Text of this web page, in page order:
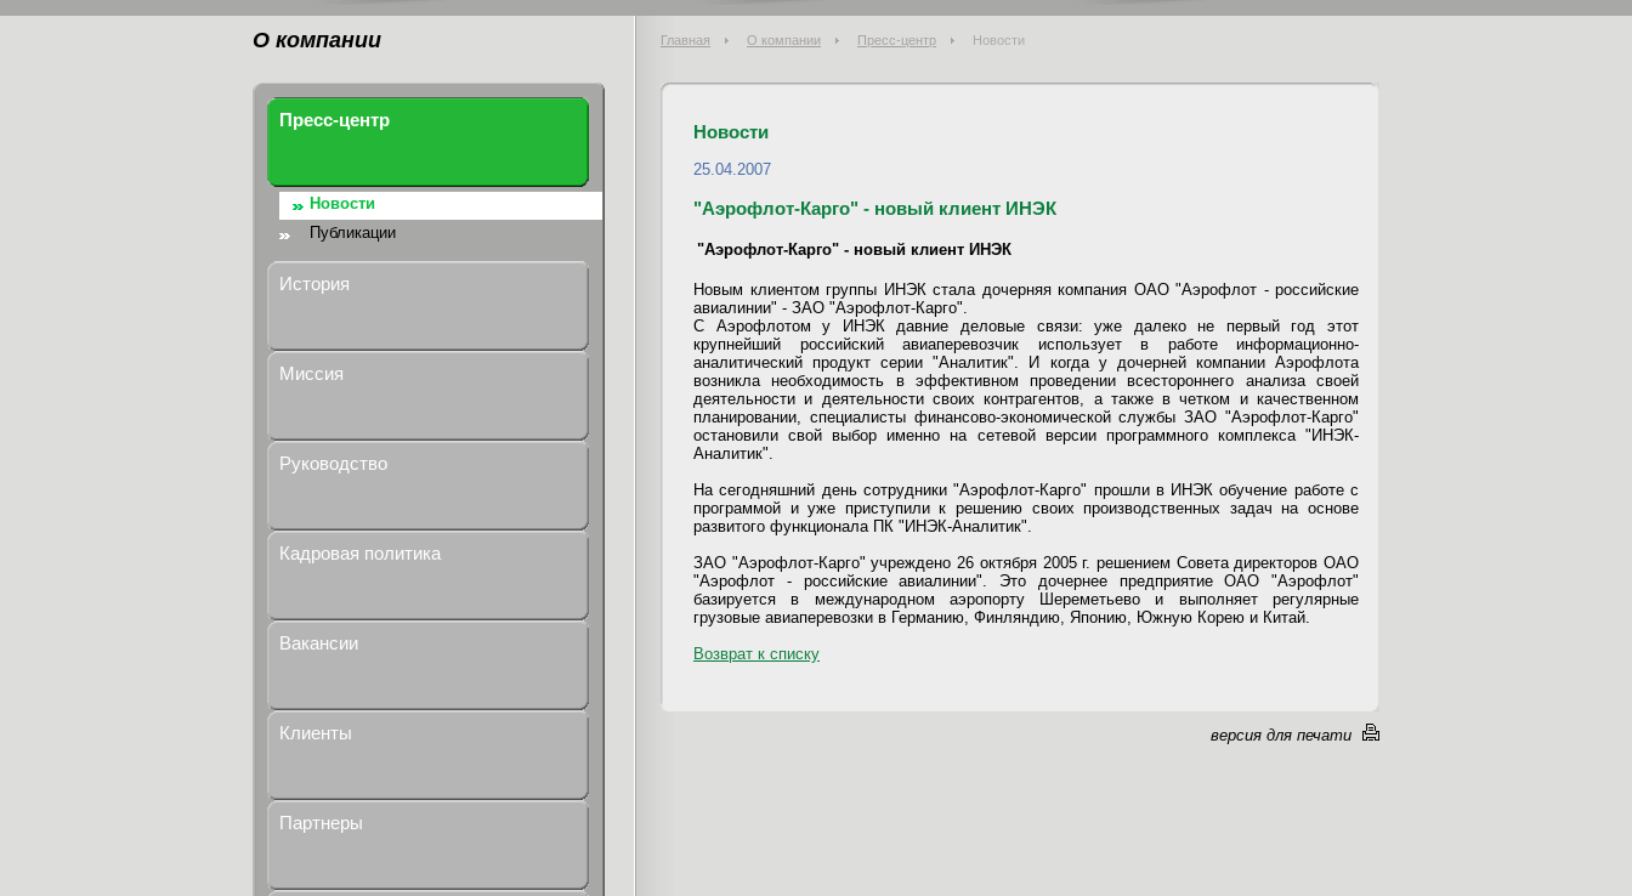
О компании Главная О компании Пресс-центр Новости
Пресс-центр
Новости
Публикации
История
Миссия
Руководство
Кадровая политика
Вакансии
Клиенты
Партнеры
Новости
25.04.2007
"Аэрофлот-Карго" - новый клиент ИНЭК
"Аэрофлот-Карго" - новый клиент ИНЭК
Новым клиентом группы ИНЭК стала дочерняя компания ОАО "Аэрофлот - российские
авиалинии" - ЗАО "Аэрофлот-Карго".
С Аэрофлотом у ИНЭК давние деловые связи: уже далеко не первый год этот
крупнейший российский авиаперевозчик использует в работе информационно-
аналитический продукт серии "Аналитик". И когда у дочерней компании Аэрофлота
возникла необходимость в эффективном проведении всестороннего анализа своей
деятельности и деятельности своих контрагентов, а также в четком и качественном
планировании, специалисты финансово-экономической службы ЗАО "Аэрофлот-Карго"
остановили свой выбор именно на сетевой версии программного комплекса "ИНЭК-
Аналитик".
На сегодняшний день сотрудники "Аэрофлот-Карго" прошли в ИНЭК обучение работе с
программой и уже приступили к решению своих производственных задач на основе
развитого функционала ПК "ИНЭК-Аналитик".
ЗАО "Аэрофлот-Карго" учреждено 26 октября 2005 г. решением Совета директоров ОАО
"Аэрофлот - российские авиалинии". Это дочернее предприятие ОАО "Аэрофлот"
базируется в международном аэропорту Шереметьево и выполняет регулярные
грузовые авиаперевозки в Германию, Финляндию, Японию, Южную Корею и Китай.
Возврат к списку
версия для печати